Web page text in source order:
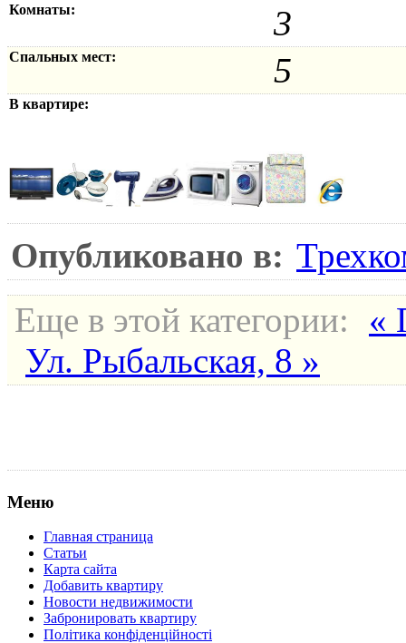
Комнаты: 3
Спальных мест: 5
В квартире:
Опубликовано в:
Еще в этой категории:
«
Ул. Рыбальская, 8 »
Меню
Главная страница
Статьи
Карта сайта
Добавить квартиру
Новости недвижимости
Забронировать квартиру
Політика конфіденційності